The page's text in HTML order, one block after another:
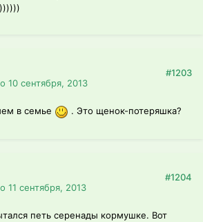
10 сентября, 2013
#1203
в семье . Это щенок-потеряшка?
11 сентября, 2013
#1204
петь серенады кормушке. Вот